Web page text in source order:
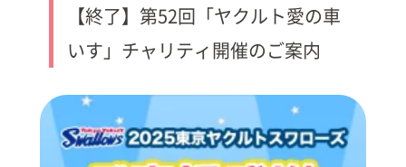
【終了】第52回「ヤクルト愛の車
いす」チャリティ開催のご案内